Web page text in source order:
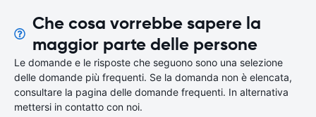
Che cosa vorrebbe sapere la
maggior parte delle persone
Le domande e le risposte che seguono sono una selezione
delle domande più frequenti. Se la domanda non è elencata,
consultare la pagina delle domande frequenti. In alternativa
mettersi in contatto con noi.